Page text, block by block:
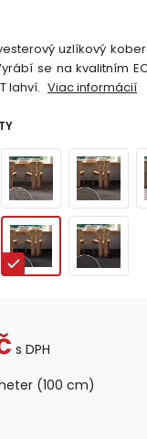
uzlíkový
se na kvalitním
lahví. Viac informácií
s DPH
(100 cm)